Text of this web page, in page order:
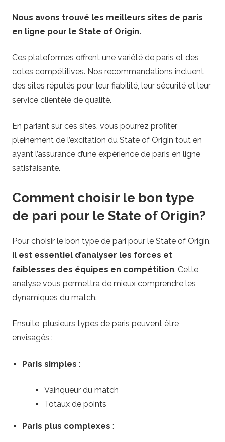
Nous avons trouvé les meilleurs sites de paris
en ligne pour le State of Origin.
Ces plateformes offrent une variété de paris et des
cotes compétitives. Nos recommandations incluent
des sites réputés pour leur fiabilité, leur sécurité et leur
service clientèle de qualité.
En pariant sur ces sites, vous pourrez profiter
pleinement de l’excitation du State of Origin tout en
ayant l’assurance d’une expérience de paris en ligne
satisfaisante.
Comment choisir le bon type
de pari pour le State of Origin?
Pour choisir le bon type de pari pour le State of Origin,
il est essentiel d’analyser les forces et
faiblesses des équipes en compétition. Cette
analyse vous permettra de mieux comprendre les
dynamiques du match.
Ensuite, plusieurs types de paris peuvent être
envisagés :
Paris simples :
Vainqueur du match
Totaux de points
Paris plus complexes :